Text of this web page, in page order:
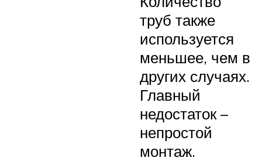
труб также
используется
меньшее, чем в
других случаях.
Главный
недостаток –
непростой
монтаж.